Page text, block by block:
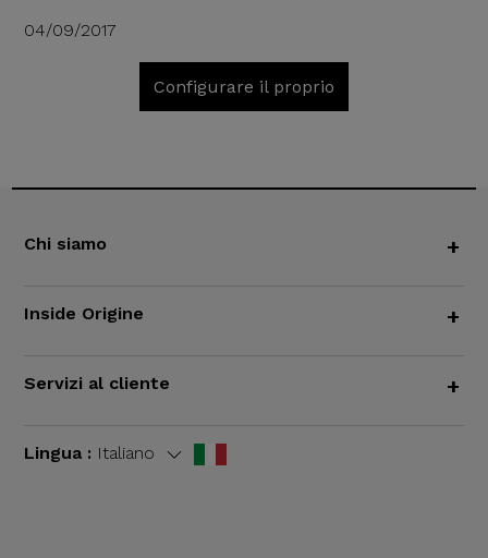
04/09/2017
Configurare il proprio
Chi siamo +
Inside Origine +
Servizi al cliente +
Lingua : Italiano